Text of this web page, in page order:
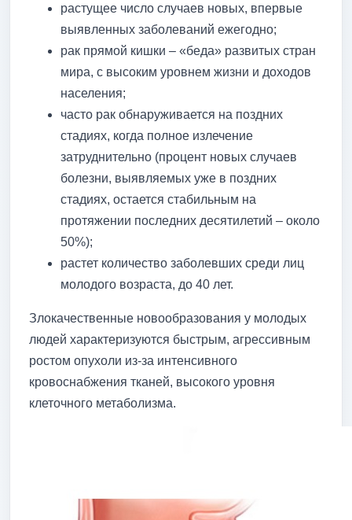
растущее число случаев новых, впервые
выявленных заболеваний ежегодно;
рак прямой кишки – «беда» развитых стран
мира, с высоким уровнем жизни и доходов
населения;
часто рак обнаруживается на поздних
стадиях, когда полное излечение
затруднительно (процент новых случаев
болезни, выявляемых уже в поздних
стадиях, остается стабильным на
протяжении последних десятилетий – около
50%);
растет количество заболевших среди лиц
молодого возраста, до 40 лет.
Злокачественные новообразования у молодых
людей характеризуются быстрым, агрессивным
ростом опухоли из-за интенсивного
кровоснабжения тканей, высокого уровня
клеточного метаболизма.